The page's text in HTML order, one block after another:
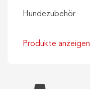
Hundezubehör
Produkte anzeigen